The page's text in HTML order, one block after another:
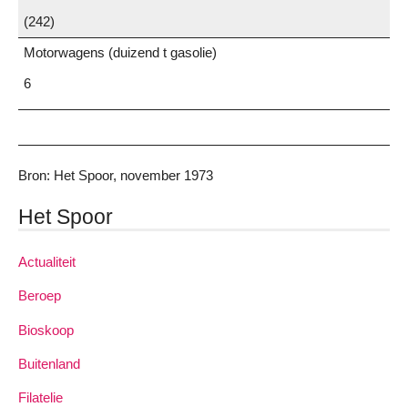
(242)
Motorwagens (duizend t gasolie)
6
Bron: Het Spoor, november 1973
Het Spoor
Actualiteit
Beroep
Bioskoop
Buitenland
Filatelie